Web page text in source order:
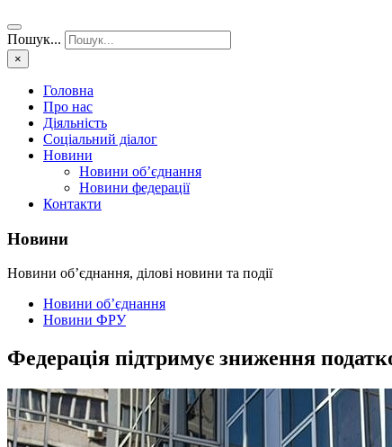
Пошук...
×
Головна
Про нас
Діяльність
Соціальний діалог
Новини
Новини об’єднання
Новини федерації
Контакти
Новини
Новини об’єднання, ділові новини та події
Новини об’єднання
Новини ФРУ
Федерація підтримує зниження